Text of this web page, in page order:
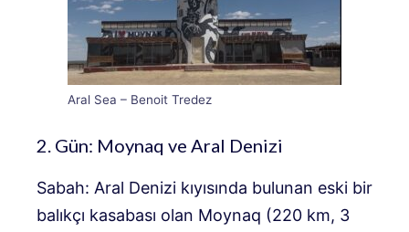
Aral Sea – Benoit Tredez
2. Gün: Moynaq ve Aral Denizi
Sabah: Aral Denizi kıyısında bulunan eski bir
balıkçı kasabası olan Moynaq (220 km, 3